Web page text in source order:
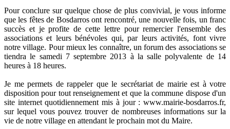
Pour conclure sur quelque chose de plus convivial, je vous informe
que les fêtes de Bosdarros ont rencontré, une nouvelle fois, un franc
succès et je profite de cette lettre pour remercier l'ensemble des
associations et leurs bénévoles qui, par leurs activités, font vivre
notre village. Pour mieux les connaître, un forum des associations se
tiendra le samedi 7 septembre 2013 à la salle polyvalente de 14
heures à 18 heures.
Je me permets de rappeler que le secrétariat de mairie est à votre
disposition pour tout renseignement et que la commune dispose d'un
site internet quotidiennement mis à jour : www.mairie-bosdarros.fr,
sur lequel vous pouvez trouver de nombreuses informations sur la
vie de notre village en attendant le prochain mot du Maire.